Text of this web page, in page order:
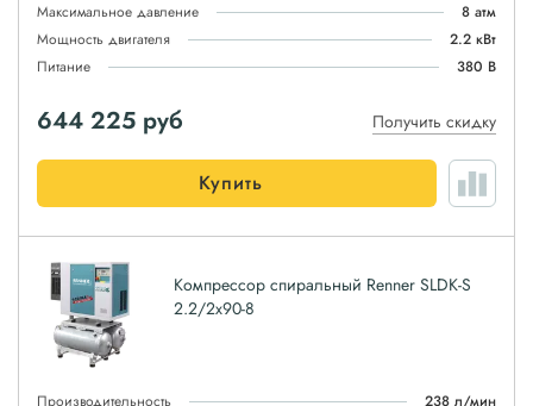
Максимальное давление
8 атм
Мощность двигателя
2.2 кВт
Питание
380 В
644 225 руб Получить скидку
Купить
Компрессор спиральный Renner SLDK-S
2.2/2x90-8
Производительность 238 л/мин